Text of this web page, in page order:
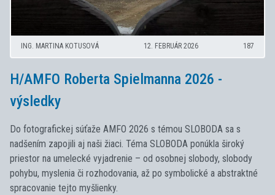
H/AMFO Roberta Spielmanna 2026 -
výsledky
ING. MARTINA KOTUSOVÁ 12. FEBRUÁR 2026 187
Do fotografickej súťaže AMFO 2026 s témou SLOBODA sa s
nadšením zapojili aj naši žiaci. Téma SLOBODA ponúkla široký
priestor na umelecké vyjadrenie – od osobnej slobody, slobody
pohybu, myslenia či rozhodovania, až po symbolické a abstraktné
spracovanie tejto myšlienky.